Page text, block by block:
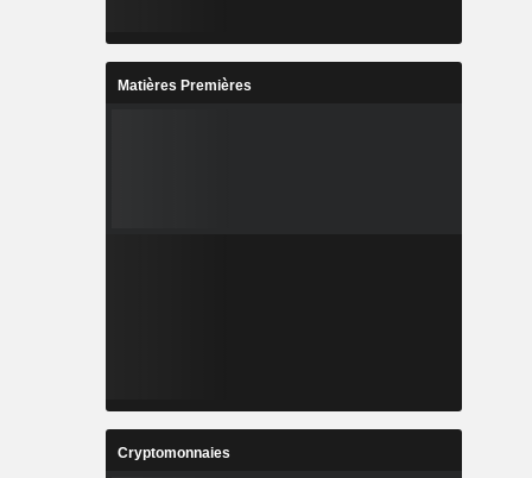
Matières Premières
Cryptomonnaies